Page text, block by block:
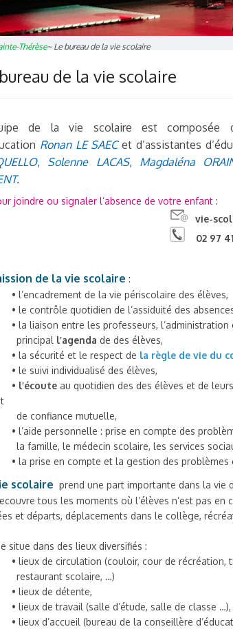
Thérèse~ Le bureau de la vie scolaire
de la vie scolaire
de la vie scolaire est composée
Ronan LE SAECet d’assistantes
, Solenne LACAS, Magdaléna
.
joindre ou signaler l’absence de votre enfant :
vie-
02 97
de la vie scolaire :
• l’encadrement de la vie périscolaire des élèves,
• le contrôle quotidien de l’assiduité des
• la liaison entre les professeurs,
principal l’agenda de des élèves,
• la sécurité et le respect de la règle de vie du
• le suivi individualisé des élèves,
• l’écoute au quotidien des des élèves et de
de confiance mutuelle,
• l’aide personnelle : prise en compte des
la famille, le médecin scolaire, les services
• la prise en compte et la gestion des
scolaire prend une part importante dans la vie
tous les moments où l’élèves n’est pas en
et départs, déplacements dans le collège,
situe dans des lieux diversifiés :
• lieux de circulation (couloir, cour de récréation,
restaurant scolaire, …)
• lieux de détente,
• lieux de travail (salle d’étude, salle de classe …),
• lieux d’accueil (bureau de la conseillère